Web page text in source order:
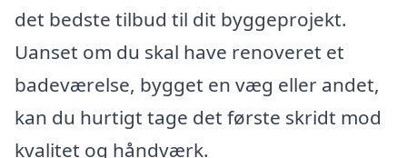
det bedste tilbud til dit byggeprojekt.
Uanset om du skal have renoveret et
badeværelse, bygget en væg eller andet,
kan du hurtigt tage det første skridt mod
kvalitet og håndværk.